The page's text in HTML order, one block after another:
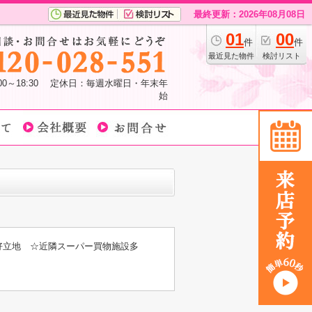
最終更新：2026年08月08日
01件
最近見た物件
00件
検討リスト
～18:30 定休日：毎週水曜日・年末年
始
地 ☆近隣スーパー買物施設多